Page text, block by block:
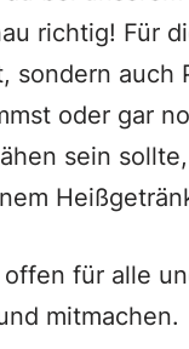
richtig! Für
sondern auch
oder gar
sein
offen für alle
mitmachen.